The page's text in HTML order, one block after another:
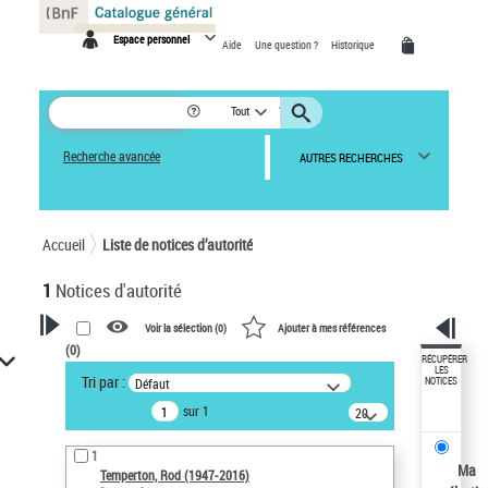
Espace personnel Aide Une question ? Historique
Tout
Recherche avancée AUTRES RECHERCHES
Accueil Liste de notices d’autorité
1 Notices d'autorité
VOTRE RECHERCHE
Recherche avancée dans les
notices d’autorité
Œuvres liées à l'auteur :
Temperton, Rod (1947-2016)
Voir la sélection (0) Ajouter à mes références
(0)
Tri par : Défaut
sur 1
20
résultats/page
1
Temperton, Rod (1947-2016)
RÉCUPÉRER
LES
NOTICES
Ma
Panneau de gestion des cookies